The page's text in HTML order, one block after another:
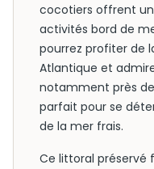
cocotiers offrent un
activités bord de
pourrez profiter de
Atlantique et
notamment près de
parfait pour se
de la mer frais.
Ce littoral préservé